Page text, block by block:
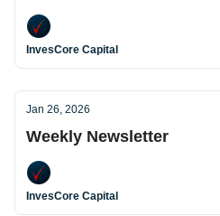
InvesCore Capital
Jan 26, 2026
Weekly Newsletter
InvesCore Capital